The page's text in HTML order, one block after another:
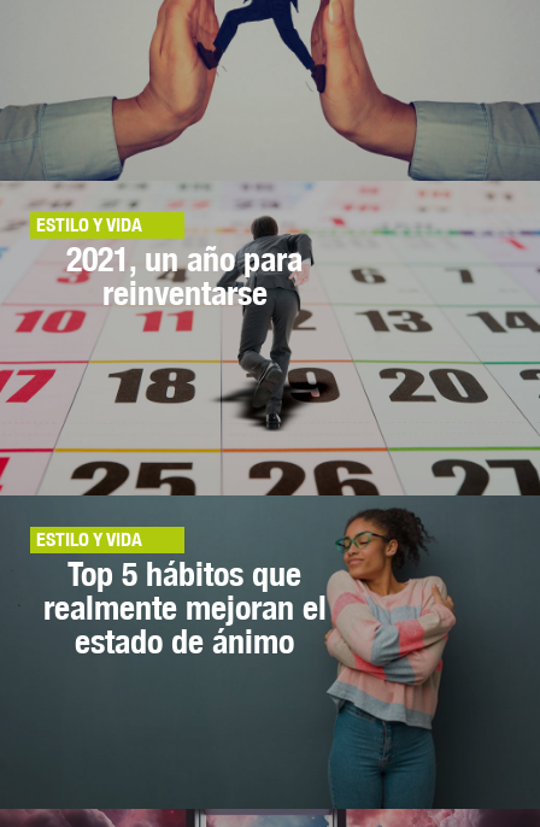
ESTILO Y VIDA
2021, un año para
reinventarse
ESTILO Y VIDA
Top 5 hábitos que
realmente mejoran el
estado de ánimo